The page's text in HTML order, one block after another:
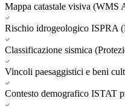
Mappa catastale visiva (WMS
Rischio idrogeologico ISPRA
Classificazione sismica
Vincoli paesaggistici e beni
Contesto demografico ISTAT